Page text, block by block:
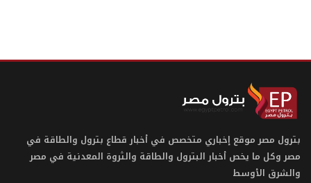
بترول مصر موقع إخباري متخصص في أخبار قطاع بترول والطاقة في
مصر وكل ما يخص أخبار البترول والطاقة والثروة المعدنية في مصر
والشرق الأوسط